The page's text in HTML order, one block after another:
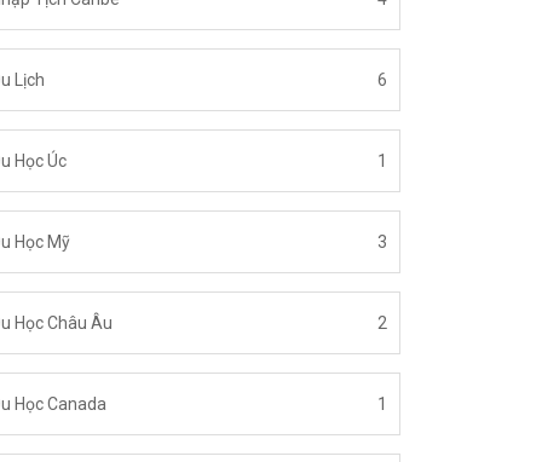
Lịch 6
Học Úc 1
Học Mỹ 3
Học Châu Âu 2
Học Canada 1